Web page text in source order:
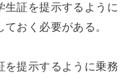
生証を提示するように
おく必要がある。
を提示するように乗務